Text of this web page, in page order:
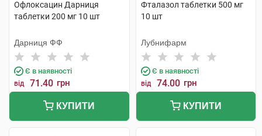
Офлоксацин Дарниця
таблетки 200 мг 10 шт
Дарниця ФФ
Є в наявності
від 71.40 грн
КУПИТИ
Фталазол таблетки 500 мг
10 шт
Лубнифарм
Є в наявності
від 74.00 грн
КУПИТИ